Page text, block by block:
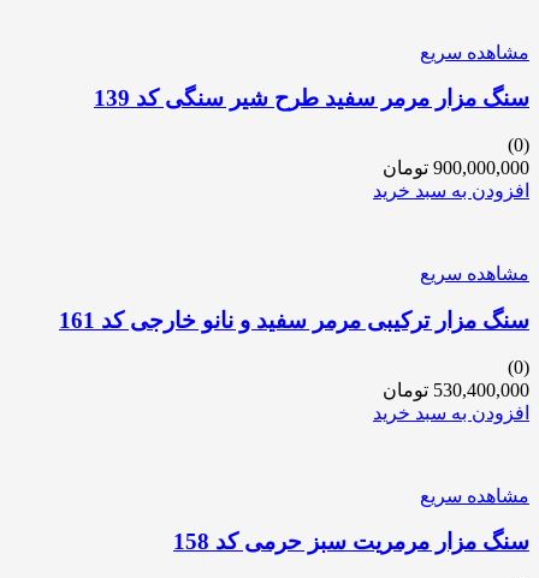
مشاهده سریع
سنگ مزار مرمر سفید طرح شیر سنگی کد 139
(0)
900,000,000 تومان
افزودن به سبد خرید
مشاهده سریع
سنگ مزار ترکیبی مرمر سفید و نانو خارجی کد 161
(0)
530,400,000 تومان
افزودن به سبد خرید
مشاهده سریع
سنگ مزار مرمریت سبز حرمی کد 158